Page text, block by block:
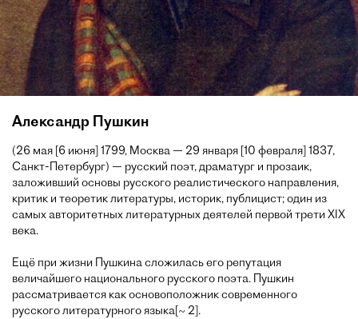
Александр Пушкин
(26 мая [6 июня] 1799, Москва — 29 января [10 февраля] 1837,
Санкт-Петербург) — русский поэт, драматург и прозаик,
заложивший основы русского реалистического направления,
критик и теоретик литературы, историк, публицист; один из
самых авторитетных литературных деятелей первой трети XIX
века.
Ещё при жизни Пушкина сложилась его репутация
величайшего национального русского поэта. Пушкин
рассматривается как основоположник современного
русского литературного языка[~ 2].